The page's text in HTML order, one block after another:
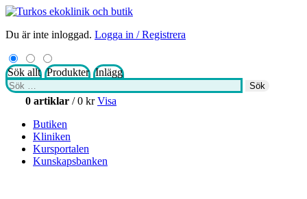
Du är inte inloggad. Logga in / Registrera
Sök allt Produkter Inlägg
Sök
efter:
Sök
0 artiklar /0 kr Visa
Butiken
Kliniken
Kursportalen
Kunskapsbanken